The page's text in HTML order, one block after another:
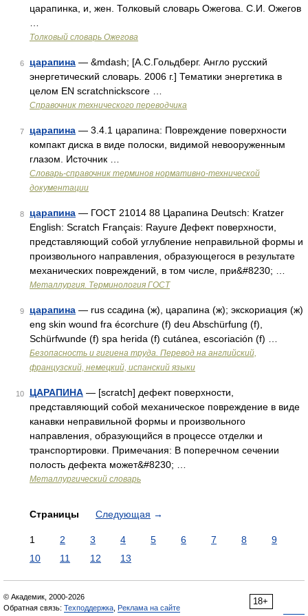
царапинка, и, жен. Толковый словарь Ожегова. С.И. Ожегов
Толковый словарь Ожегова
6 царапина — &mdash; [А.С.Гольдберг. Англо русский
энергетический словарь. 2006 г.] Тематики энергетика в
целом EN scratchnickscore …
Справочник технического переводчика
7 царапина — 3.4.1 царапина: Повреждение поверхности
компакт диска в виде полоски, видимой невооруженным
глазом. Источник …
Словарь-справочник терминов нормативно-технической
документации
8 царапина — ГОСТ 21014 88 Царапина Deutsch: Kratzer
English: Scratch Français: Rayure Дефект поверхности,
представляющий собой углубление неправильной формы и
произвольного направления, образующегося в результате
механических повреждений, в том числе, при&#8230; …
Металлургия. Терминология ГОСТ
9 царапина — rus ссадина (ж), царапина (ж); экскориация (ж)
eng skin wound fra écorchure (f) deu Abschürfung (f),
Schürfwunde (f) spa herida (f) cutánea, escoriación (f) …
Безопасность и гигиена труда. Перевод на английский,
французский, немецкий, испанский языки
10 ЦАРАПИНА — [scratch] дефект поверхности,
представляющий собой механическое повреждение в виде
канавки неправильной формы и произвольного
направления, образующийся в процессе отделки и
транспортировки. Примечания: В поперечном сечении
полость дефекта может&#8230; …
Металлургический словарь
Страницы Следующая →
1 2 3 4 5 6 7 8
9
10
11 12 13
18+
© Академик, 2000-2026
Обратная связь: Техподдержка Реклама на сайте